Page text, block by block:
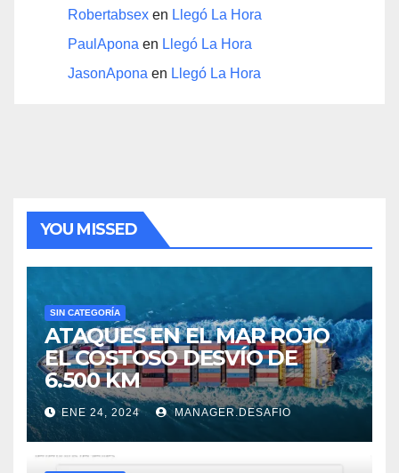
Robertabsex en Llegó La Hora
PaulApona en Llegó La Hora
JasonApona en Llegó La Hora
YOU MISSED
SIN CATEGORÍA
ATAQUES EN EL MAR ROJO
EL COSTOSO DESVÍO DE
6.500 KM
ENE 24, 2024 MANAGER.DESAFIO